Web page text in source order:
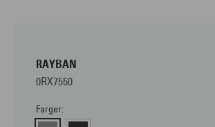
RAYBAN
0RX7550
Farger: